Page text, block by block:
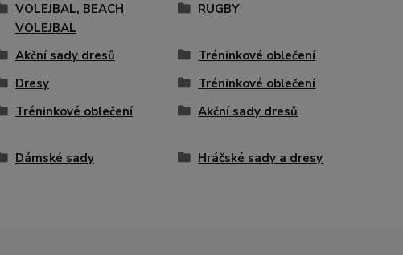
VOLEJBAL, BEACH
VOLEJBAL
RUGBY
Akční sady dresů
Tréninkové oblečení
Dresy
Tréninkové oblečení
Tréninkové oblečení Akční sady dresů
Dámské sady Hráčské sady a dresy